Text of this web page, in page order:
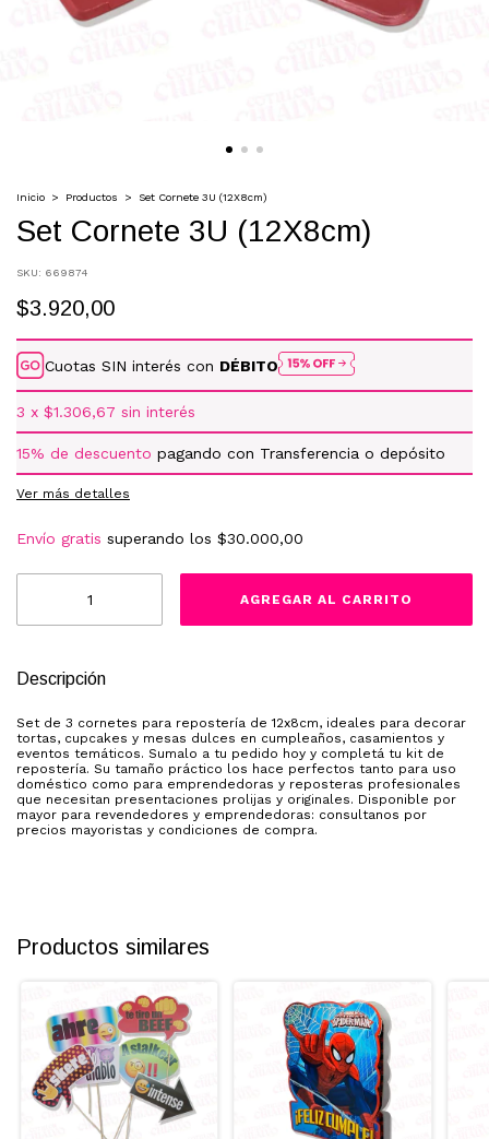
Inicio > Productos > Set Cornete 3U (12X8cm)
Set Cornete 3U (12X8cm)
SKU: 669874
$3.920,00
Cuotas SIN interés con DÉBITO
3 x $1.306,67 sin interés
15% de descuento pagando con Transferencia o depósito
Ver más detalles
Envío gratis superando los $30.000,00
Descripción
Set de 3 cornetes para repostería de 12x8cm, ideales para decorar
tortas, cupcakes y mesas dulces en cumpleaños, casamientos y
eventos temáticos. Sumalo a tu pedido hoy y completá tu kit de
repostería. Su tamaño práctico los hace perfectos tanto para uso
doméstico como para emprendedoras y reposteras profesionales
que necesitan presentaciones prolijas y originales. Disponible por
mayor para revendedores y emprendedoras: consultanos por
precios mayoristas y condiciones de compra.
Productos similares